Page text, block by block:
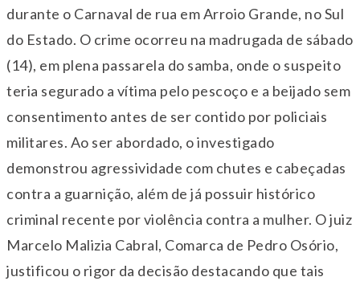
durante o Carnaval de rua em Arroio Grande, no Sul
do Estado. O crime ocorreu na madrugada de sábado
(14), em plena passarela do samba, onde o suspeito
teria segurado a vítima pelo pescoço e a beijado sem
consentimento antes de ser contido por policiais
militares. Ao ser abordado, o investigado
demonstrou agressividade com chutes e cabeçadas
contra a guarnição, além de já possuir histórico
criminal recente por violência contra a mulher. O juiz
Marcelo Malizia Cabral, Comarca de Pedro Osório,
justificou o rigor da decisão destacando que tais